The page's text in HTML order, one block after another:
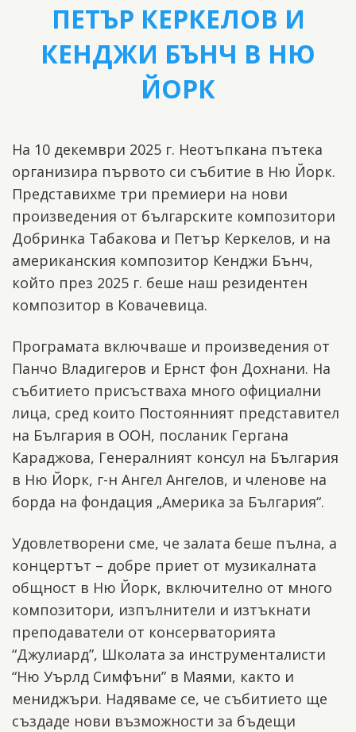
ПЕТЪР КЕРКЕЛОВ И
КЕНДЖИ БЪНЧ В НЮ
ЙОРК
На 10 декември 2025 г. Неотъпкана пътека
организира първото си събитие в Ню Йорк.
Представихме три премиери на нови
произведения от българските композитори
Добринка Табакова и Петър Керкелов, и на
американския композитор Кенджи Бънч,
който през 2025 г. беше наш резидентен
композитор в Ковачевица.
Програмата включваше и произведения от
Панчо Владигеров и Ернст фон Дохнани. На
събитието присъстваха много официални
лица, сред които Постоянният представител
на България в ООН, посланик Гергана
Караджова, Генералният консул на България
в Ню Йорк, г-н Ангел Ангелов, и членове на
борда на фондация „Америка за България“.
Удовлетворени сме, че залата беше пълна, а
концертът – добре приет от музикалната
общност в Ню Йорк, включително от много
композитори, изпълнители и изтъкнати
преподаватели от консерваторията
“Джулиард”, Школата за инструменталисти
“Ню Уърлд Симфъни” в Маями, както и
мениджъри. Надяваме се, че събитието ще
създаде нови възможности за бъдещи